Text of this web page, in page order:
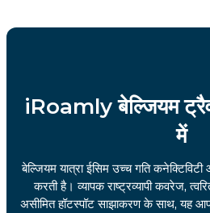
iRoamly बेल्जियम
में
बेल्जियम यात्रा ईसिम उच्च गति
करती है। व्यापक राष्ट्रव्यापी कवरेज,
असीमित हॉटस्पॉट साझाकरण के साथ, यह